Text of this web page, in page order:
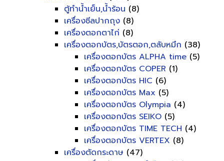
ตู้ทำน้ำเย็น,น้ำร้อน (8)
เครื่องซีลปากถุง (8)
เครื่องตอกตาไก่ (8)
เครื่องตอกบัตร,บัตรตอก,ตลับหมึก (38)
เครื่องตอกบัตร ALPHA time (5)
เครื่องตอกบัตร COPER (1)
เครื่องตอกบัตร HIC (6)
เครื่องตอกบัตร Max (5)
เครื่องตอกบัตร Olympia (4)
เครื่องตอกบัตร SEIKO (5)
เครื่องตอกบัตร TIME TECH (4)
เครื่องตอกบัตร VERTEX (8)
เครื่องตัดกระดาษ (47)